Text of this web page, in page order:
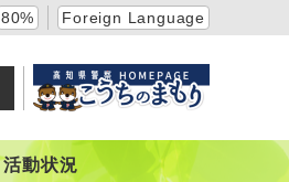
80% Foreign Language
活動状況